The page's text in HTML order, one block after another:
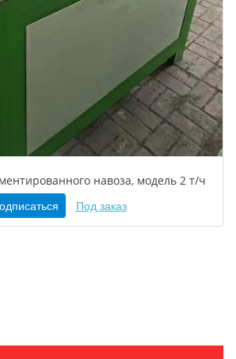
навоза, модель 2 т/ч
Под заказ